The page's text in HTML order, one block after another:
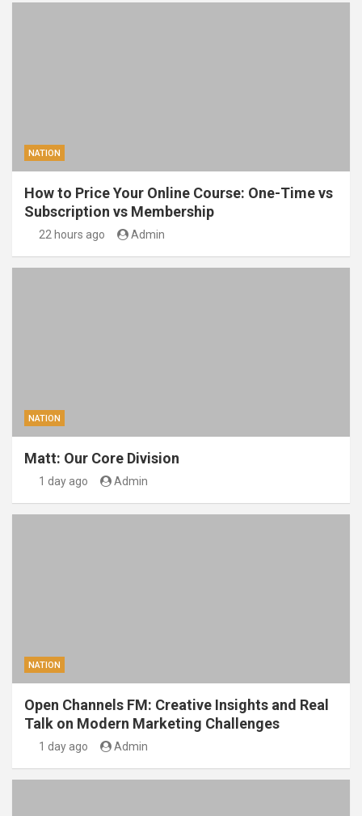
NATION
How to Price Your Online Course: One-Time vs
Subscription vs Membership
22 hours ago Admin
NATION
Matt: Our Core Division
1 day ago Admin
NATION
Open Channels FM: Creative Insights and Real
Talk on Modern Marketing Challenges
1 day ago Admin